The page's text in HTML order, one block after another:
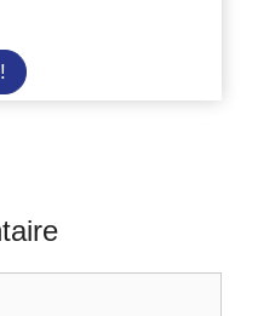
Agroécologie
et
en